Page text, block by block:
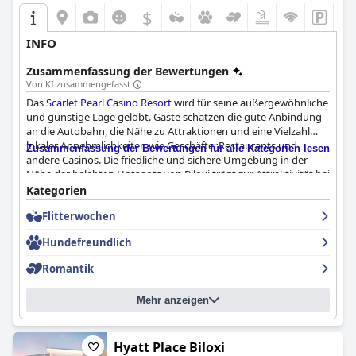
$
INFO
Zusammenfassung der Bewertungen
Von KI zusammengefasst
DasScarlet Pearl Casino Resortwird für seine außergewöhnliche
und günstige Lage gelobt. Gäste schätzen die gute Anbindung
an die Autobahn, die Nähe zu Attraktionen und eine Vielzahl
lokaler Annehmlichkeiten wie Geschäfte, Restaurants und
andere Casinos. Die friedliche und sichere Umgebung in der
Nähe der belebten Hotspots von Biloxi trägt zur Attraktivität bei
und sorgt für einen angenehmen Aufenthalt. Die
Bequemlichkeit der hoteleigenen Annehmlichkeiten wie
Restaurants und die haustierfreundliche Politik verbessern das
Das Frühstück im Resort, insbesondere im Under the Oak Café,
wird von den Gästen als köstlich empfunden, mit hochwertigen
Speisen und großen Portionen zu vernünftigen Preisen. Trotz
des zeitweise langsamen Services, insbesondere beim
Zimmerservice, ist die Gesamtstimmung positiv, wobei
Vorschläge für ein Buffet und ein kostenloses Frühstück
gemacht werden. Auch die kulinarischen Erlebnisse beim
Zusammenfassung der Bewertungen für alle Kategorien lesen
Kategorien
Flitterwochen
Hundefreundlich
Romantik
Mehr anzeigen
Hyatt Place Biloxi